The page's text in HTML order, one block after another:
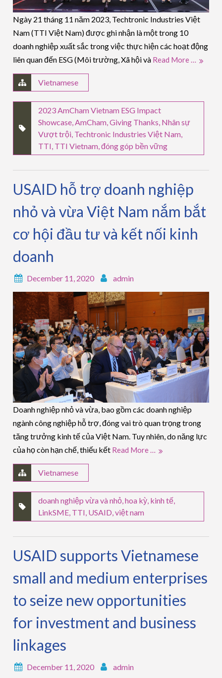
Ngày 21 tháng 11 năm 2023, Techtronic Industries Việt
Nam (TTI Việt Nam) được ghi nhận là một trong 10
doanh nghiệp xuất sắc trong việc thực hiện các hoạt động
liên quan đến ESG (Môi trường, Xã hội và Read More …
Vietnamese
2023 AmCham Vietnam ESG Impact
Showcase,AmCham,Giving Thanks, Nhân sự
Vượt trội, Techtronic Industries Việt Nam,
TTI, TTI Vietnam,đóng góp bền vững
USAID hỗ trợ doanh nghiệp
nhỏ và vừa Việt Nam nắm bắt
cơ hội đầu tư và kết nối kinh
doanh
December 11, 2020 admin
Doanh nghiệp nhỏ và vừa, bao gồm các doanh nghiệp
ngành công nghiệp hỗ trợ, đóng vai trò quan trọng trong
tăng trưởng kinh tế của Việt Nam. Tuy nhiên, do năng lực
của họ còn hạn chế, thiếu kết Read More …
Vietnamese
doanh nghiệp vừa và nhỏ,hoa kỳ, kinh tế,
LinkSME, TTI, USAID,việt nam
USAID supports Vietnamese
small and medium enterprises
to seize new opportunities
for investment and business
linkages
December 11, 2020 admin